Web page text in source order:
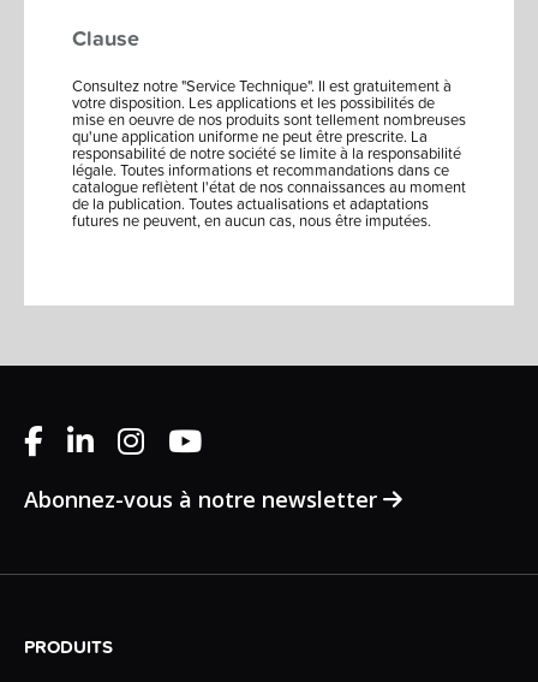
Clause
Consultez notre "Service Technique". Il est gratuitement à
votre disposition. Les applications et les possibilités de
mise en oeuvre de nos produits sont tellement nombreuses
qu'une application uniforme ne peut être prescrite. La
responsabilité de notre société se limite à la responsabilité
légale. Toutes informations et recommandations dans ce
catalogue reflètent l'état de nos connaissances au moment
de la publication. Toutes actualisations et adaptations
futures ne peuvent, en aucun cas, nous être imputées.
Abonnez-vous à notre newsletter
PRODUITS